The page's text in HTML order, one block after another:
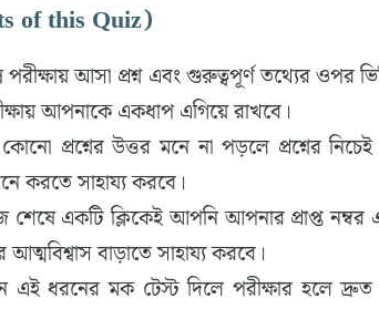
of this Quiz)
আসা প্রশ্ন এবং গুরুত্বপূর্ণ তথ্যের ওপর
আপনাকে একধাপ এগিয়ে রাখবে।
কোনো প্রশ্নের উত্তর মনে না পড়লে প্রশ্নের নিচেই
করতে সাহায্য করবে।
একটি ক্লিকেই আপনি আপনার প্রাপ্ত
বাড়াতে সাহায্য করবে।
এই ধরনের মক টেস্ট দিলে পরীক্ষার হলে